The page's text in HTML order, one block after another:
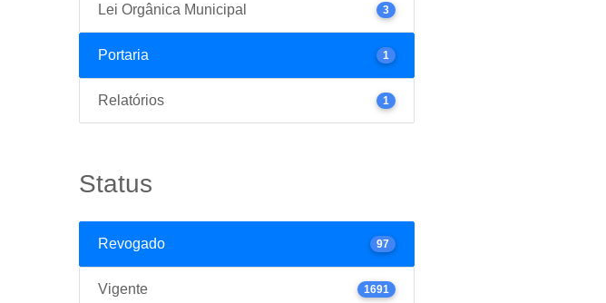
Lei Orgânica Municipal 3
Portaria 1
Relatórios 1
Status
Revogado 97
Vigente 1691